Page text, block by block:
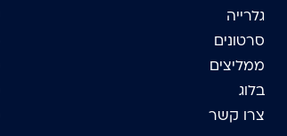
גלרייה
סרטונים
ממליצים
בלוג
צרו קשר